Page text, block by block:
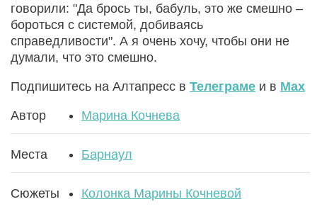
говорили: "Да брось ты, бабуль, это же смешно –
бороться с системой, добиваясь
справедливости". А я очень хочу, чтобы они не
думали, что это смешно.
Подпишитесь на Алтапресс в Телеграме и в Max
Автор Марина Кочнева
Места Барнаул
Сюжеты Колонка Марины Кочневой